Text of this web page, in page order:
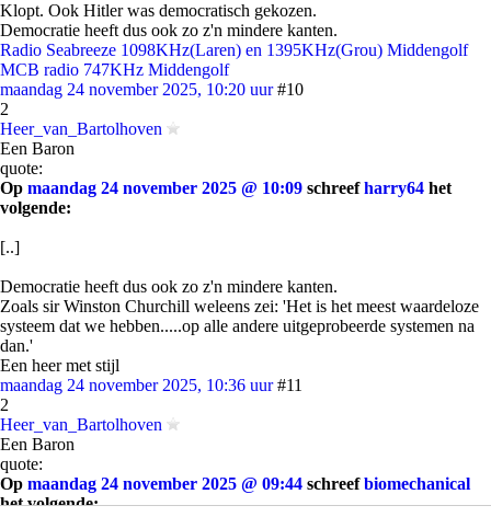
Klopt. Ook Hitler was democratisch gekozen.
Democratie heeft dus ook zo z'n mindere kanten.
Radio Seabreeze 1098KHz(Laren) en 1395KHz(Grou) Middengolf
MCB radio 747KHz Middengolf
maandag 24 november 2025, 10:20 uur #10
2
Heer_van_Bartolhoven
Een Baron
quote:
Op maandag 24 november 2025 @ 10:09 schreefharry64 het
volgende:
[..]
Democratie heeft dus ook zo z'n mindere kanten.
Zoals sir Winston Churchill weleens zei: 'Het is het meest waardeloze
systeem dat we hebben.....op alle andere uitgeprobeerde systemen na
dan.'
Een heer met stijl
maandag 24 november 2025, 10:36 uur #11
2
Heer_van_Bartolhoven
Een Baron
quote:
Op maandag 24 november 2025 @ 09:44 schreefbiomechanical
het volgende: